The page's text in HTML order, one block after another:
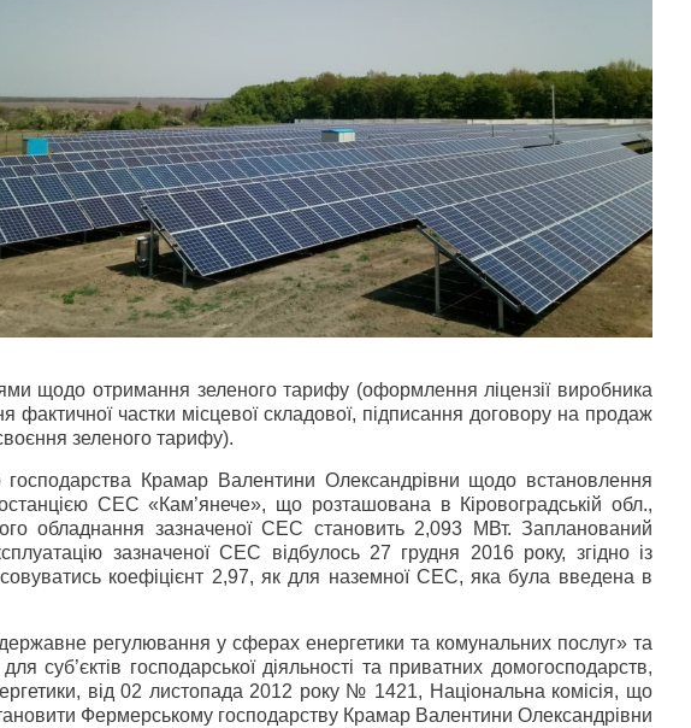
щодо отримання зеленого тарифу (оформлення ліцензії виробника
фактичної частки місцевої складової, підписання договору на продаж
зеленого тарифу).
Крамар Валентини Олександрівни щодо встановлення
СЕС «Кам’янече», що розташована в Кіровоградській обл.,
обладнання зазначеної СЕС становить 2,093 МВт. Запланований
зазначеної СЕС відбулось 27 грудня 2016 року, згідно із
коефіцієнт 2,97, як для наземної СЕС, яка була введена в
регулювання у сферах енергетики та комунальних послуг» та
суб’єктів господарської діяльності та приватних домогосподарств,
від 02 листопада 2012 року № 1421, Національна комісія, що
Фермерському господарству Крамар Валентини Олександрівни